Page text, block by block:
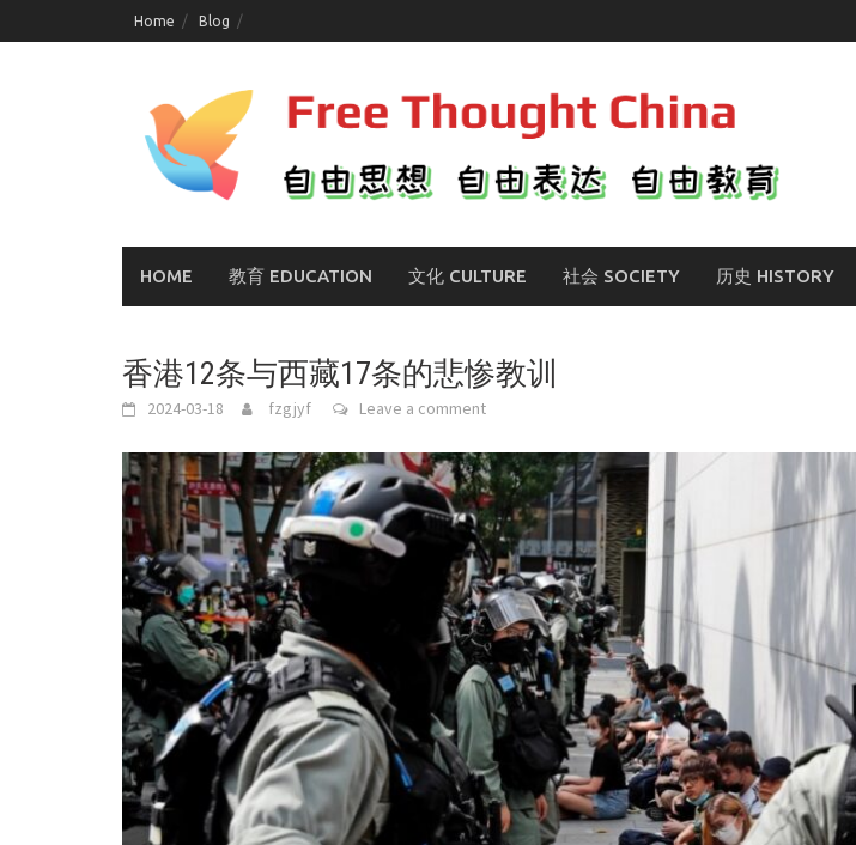
to
Home Blog
HOME 教育 EDUCATION 文化 CULTURE 社会 SOCIETY 历史 HISTORY
香港12条与西藏17条的悲惨教训
2024-03-18 fzgjyf Leave a comment